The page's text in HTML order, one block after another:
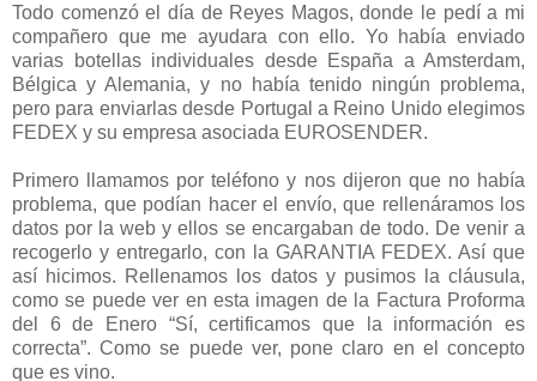
Todo comenzó el día de Reyes Magos, donde le pedí a mi
compañero que me ayudara con ello. Yo había enviado
varias botellas individuales desde España a Amsterdam,
Bélgica y Alemania, y no había tenido ningún problema,
pero para enviarlas desde Portugal a Reino Unido elegimos
FEDEX y su empresa asociada EUROSENDER.
Primero llamamos por teléfono y nos dijeron que no había
problema, que podían hacer el envío, que rellenáramos los
datos por la web y ellos se encargaban de todo. De venir a
recogerlo y entregarlo, con la GARANTIA FEDEX. Así que
así hicimos. Rellenamos los datos y pusimos la cláusula,
como se puede ver en esta imagen de la Factura Proforma
del 6 de Enero “Sí, certificamos que la información es
correcta”. Como se puede ver, pone claro en el concepto
que es vino.